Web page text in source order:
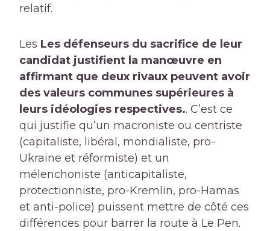
relatif.
Les Les défenseurs du sacrifice de leur
candidat justifient la manœuvre en
affirmant que deux rivaux peuvent avoir
des valeurs communes supérieures à
leurs idéologies respectives.. C’est ce
qui justifie qu’un macroniste ou centriste
(capitaliste, libéral, mondialiste, pro-
Ukraine et réformiste) et un
mélenchoniste (anticapitaliste,
protectionniste, pro-Kremlin, pro-Hamas
et anti-police) puissent mettre de côté ces
différences pour barrer la route à Le Pen.